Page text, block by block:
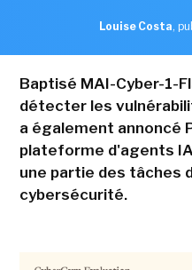
Louise Costa,
Baptisé MAI-Cyber-1-
détecter les
a également annoncé
plateforme d'agents
une partie des tâches
cybersécurité.